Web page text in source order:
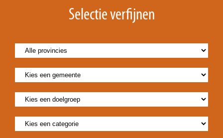
Selectie verfijnen